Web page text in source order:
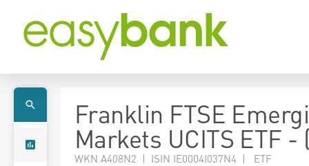
Franklin FTSE
Markets UCITS ETF -
WKN A408N2 | ISIN IE0004I037N4 | ETF